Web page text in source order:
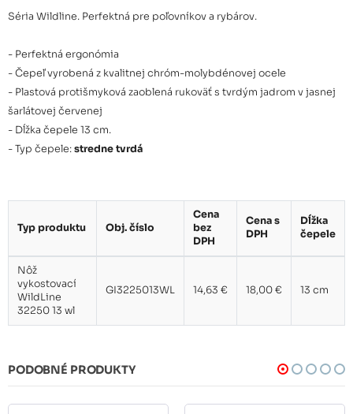
Séria Wildline. Perfektná pre poľovníkov a rybárov.
- Perfektná ergonómia
- Čepeľ vyrobená z kvalitnej chróm-molybdénovej ocele
- Plastová protišmyková zaoblená rukoväť s tvrdým jadrom v jasnej
šarlátovej červenej
- Dĺžka čepele 13 cm.
- Typ čepele:stredne tvrdá
Typ produktu Obj. číslo
Cena
bez
DPH
Cena s
DPH
Dĺžka
čepele
Nôž
vykostovací
WildLine
32250 13 wl
GI3225013WL 14,63 € 18,00 € 13 cm
PODOBNÉ PRODUKTY